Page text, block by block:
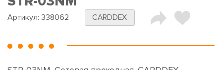
Артикул: 338062 CARDDEX